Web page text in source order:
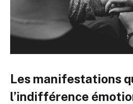
Les manifestations
l’indifférence